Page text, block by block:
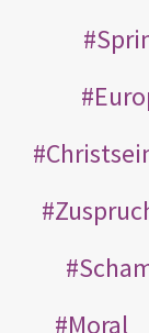
Moral